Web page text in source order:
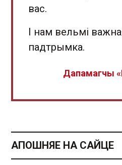
вас.
І нам вельмі
падтрымка.
Дапамагчы
АПОШНЯЕ НА САЙЦЕ